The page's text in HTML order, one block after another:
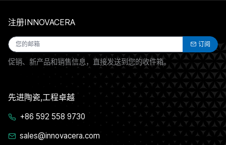
注册INNOVACERA
订阅
促销、新产品和销售信息，直接发送到您的收件箱。
先进陶瓷,工程卓越
+86 592 558 9730
sales@innovacera.com